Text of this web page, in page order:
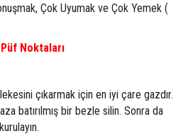
Çok Uyumak ve Çok Yemek (
Püf Noktaları
çıkarmak için en iyi çare gazdır.
batırılmış bir bezle silin. Sonra da